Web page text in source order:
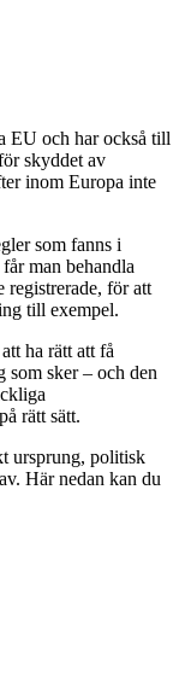
EU och har också till
skyddet av
inom Europa inte
som fanns i
man behandla
registrerade, för att
till exempel.
ha rätt att få
som sker – och den
rätt sätt.
ursprung, politisk
Här nedan kan du